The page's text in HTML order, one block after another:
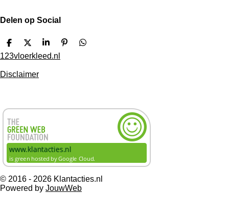
Delen op Social
D
e
l
n
D
e
e
S
h
a
P
D
123vloerkleed.nl
Disclaimer
© 2016 - 2026 Klantacties.nl
Powered by JouwWeb